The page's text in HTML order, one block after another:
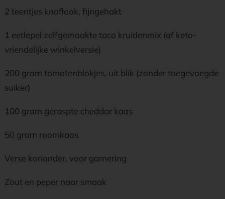
2 teentjes knoflook, fijngehakt
1 eetlepel zelfgemaakte taco kruidenmix (of keto-
vriendelijke winkelversie)
200 gram tomatenblokjes, uit blik (zonder toegevoegde
suiker)
100 gram geraspte cheddar kaas
50 gram roomkaas
Verse koriander, voor garnering
Zout en peper naar smaak